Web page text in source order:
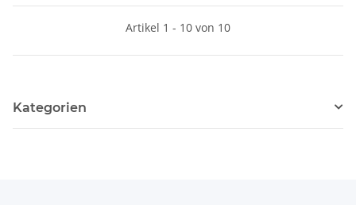
Artikel 1 - 10 von 10
Kategorien